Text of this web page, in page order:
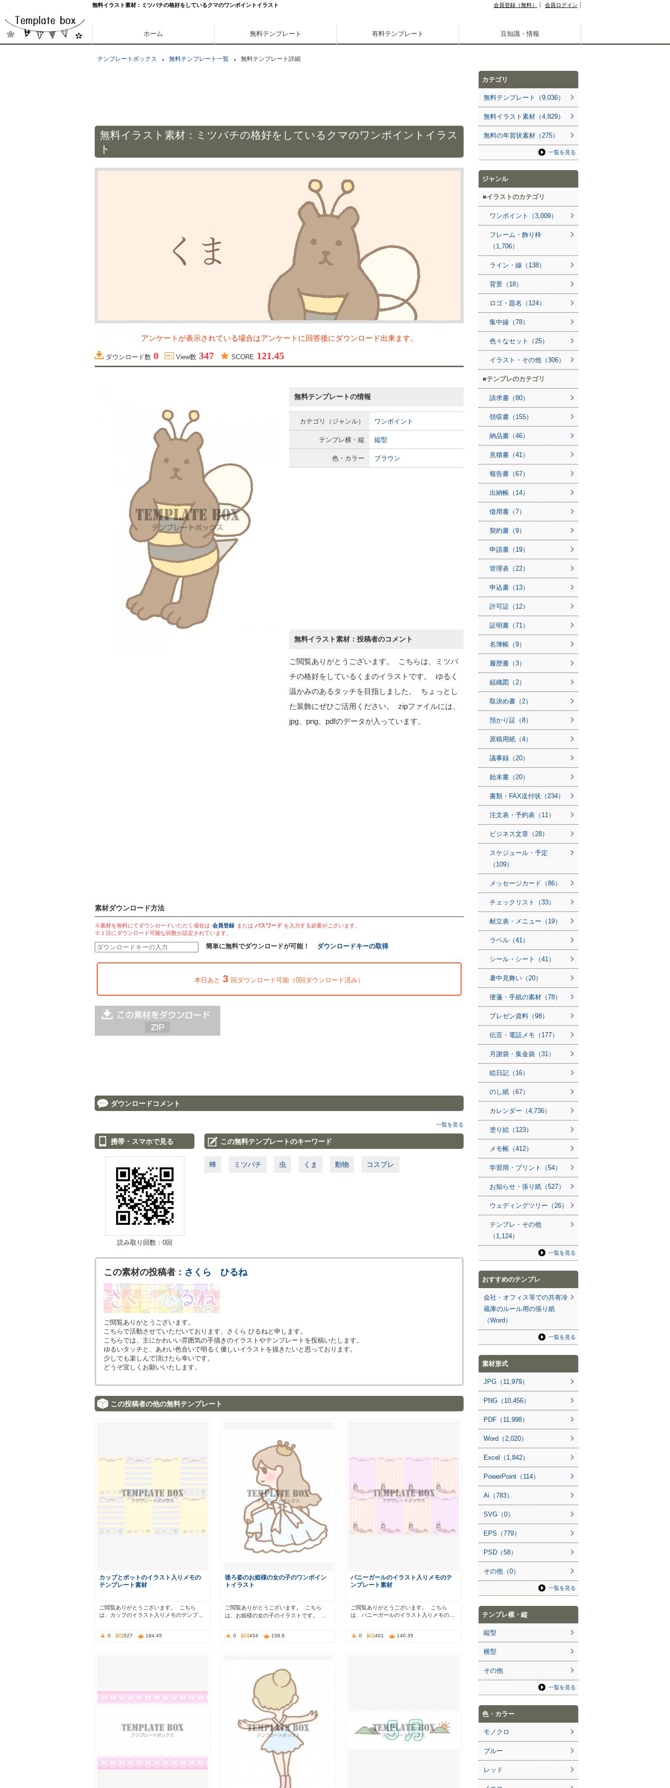
無料イラスト素材：ミツバチの格好をしているクマのワンポイントイラスト 会員登録（無料） 会員ログイン
ホーム 無料テンプレート 有料テンプレート 豆知識・情報
テンプレートボックス 無料テンプレート一覧 無料テンプレート詳細
無料イラスト素材：ミツバチの格好をしているクマのワンポイントイラス
ト
アンケートが表示されている場合はアンケートに回答後にダウンロード出来ます。
ダウンロード数 0 View数 347 SCORE 121.45
無料テンプレートの情報
カテゴリ（ジャンル） ワンポイント
テンプレ横・縦 縦型
色・カラー ブラウン
無料イラスト素材：投稿者のコメント
ご閲覧ありがとうございます。 こちらは、ミツバ
チの格好をしているくまのイラストです。 ゆるく
温かみのあるタッチを目指しました。 ちょっとし
た装飾にぜひご活用ください。 zipファイルには、
jpg、png、pdfのデータが入っています。
素材ダウンロード方法
※素材を無料にてダウンロードいただく場合は 会員登録 または パスワード を入力する必要がございます。
※１日にダウンロード可能な回数が設定されています。
簡単に無料でダウンロードが可能！ ダウンロードキーの取得
本日あと 3 回ダウンロード可能（0回ダウンロード済み）
ダウンロードコメント
一覧を見る
携帯・スマホで見る
読み取り回数：0回
この無料テンプレートのキーワード
蜂 ミツバチ 虫 くま 動物 コスプレ
この素材の投稿者： さくら ひるね
ご閲覧ありがとうございます。
こちらで活動させていただいております、さくら ひるねと申します。
こちらでは、主にかわいい雰囲気の手描きのイラストやテンプレートを投稿いたします。
ゆるいタッチと、あわい色合いで明るく優しいイラストを描きたいと思っております。
少しでも楽しんで頂けたら幸いです。
どうぞ宜しくお願いいたします。
この投稿者の他の無料テンプレート
カップとポットのイラスト入りメモの
テンプレート素材
ご閲覧ありがとうございます。 こちら
は、カップのイラスト入りメモのテンプ…
0 527 184.45
後ろ姿のお姫様の女の子のワンポイン
トイラスト
ご閲覧ありがとうございます。 こちら
は、お姫様の女の子のイラストです。 …
0 454 158.9
バニーガールのイラスト入りメモのテ
ンプレート素材
ご閲覧ありがとうございます。 こちら
は、バニーガールのイラスト入りメモの…
0 401 140.35
カテゴリ
無料テンプレート（9,036）
無料イラスト素材（4,829）
無料の年賀状素材（275）
一覧を見る
ジャンル
イラストのカテゴリ
ワンポイント（3,009）
フレーム・飾り枠
（1,706）
ライン・線（138）
背景（18）
ロゴ・題名（124）
集中線（78）
色々なセット（25）
イラスト・その他（306）
テンプレのカテゴリ
請求書（80）
領収書（155）
納品書（46）
見積書（41）
報告書（67）
出納帳（14）
借用書（7）
契約書（9）
申請書（19）
管理表（22）
申込書（13）
許可証（12）
証明書（71）
名簿帳（9）
履歴書（3）
組織図（2）
取決め書（2）
預かり証（8）
原稿用紙（4）
議事録（20）
始末書（20）
書類・FAX送付状（234）
注文表・予約表（11）
ビジネス文章（28）
スケジュール・予定
（109）
メッセージカード（86）
チェックリスト（33）
献立表・メニュー（19）
ラベル（41）
シール・シート（41）
暑中見舞い（20）
便箋・手紙の素材（78）
プレゼン資料（98）
伝言・電話メモ（177）
月謝袋・集金袋（31）
絵日記（16）
のし紙（67）
カレンダー（4,736）
塗り絵（123）
メモ帳（412）
学習用・プリント（54）
お知らせ・張り紙（527）
ウェディングツリー（26）
テンプレ・その他
（1,124）
一覧を見る
おすすめのテンプレ
会社・オフィス等での共有冷
蔵庫のルール用の張り紙
（Word）
一覧を見る
素材形式
JPG（11,979）
PNG（10,456）
PDF（11,998）
Word（2,020）
Excel（1,842）
PowerPoint（114）
Ai（783）
SVG（0）
EPS（779）
PSD（58）
その他（0）
一覧を見る
テンプレ横・縦
縦型
横型
その他
一覧を見る
色・カラー
モノクロ
ブルー
レッド